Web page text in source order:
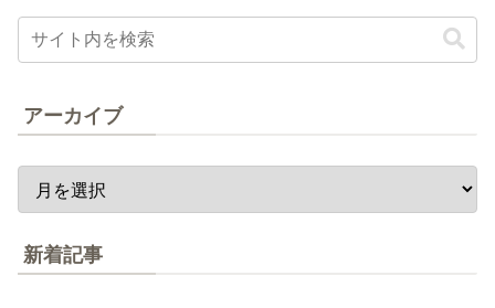
アーカイブ
新着記事